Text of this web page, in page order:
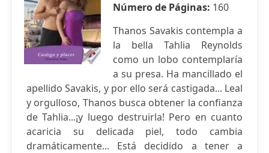
Número de Páginas: 160
Thanos Savakis contempla a
la bella Tahlia Reynolds
como un lobo contemplaría
a su presa. Ha mancillado el
apellido Savakis, y por ello será castigada... Leal
y orgulloso, Thanos busca obtener la confianza
de Tahlia...¡y luego destruirla! Pero en cuanto
acaricia su delicada piel, todo cambia
dramáticamente... Está decidido a tener a